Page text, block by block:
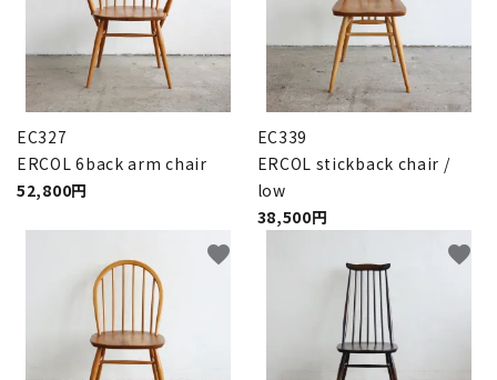
EC327
ERCOL 6back arm chair
52,800円
EC339
ERCOL stickback chair /
low
38,500円
favorite favorite